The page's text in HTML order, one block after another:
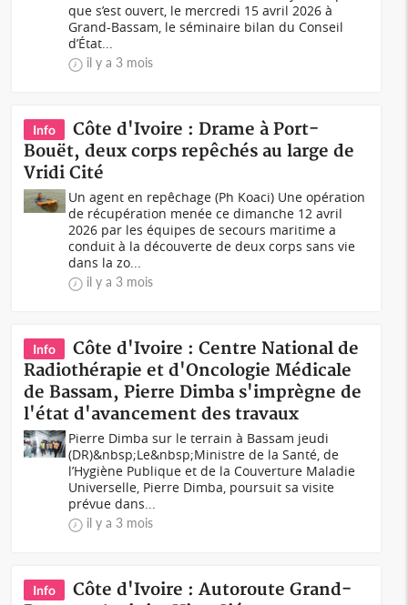
que s’est ouvert, le mercredi 15 avril 2026 à
Grand-Bassam, le séminaire bilan du Conseil
d’État...
il y a 3 mois
Info
Côte d'Ivoire : Drame à Port-
Bouët, deux corps repêchés au large de
Vridi Cité
Un agent en repêchage (Ph Koaci) Une opération
de récupération menée ce dimanche 12 avril
2026 par les équipes de secours maritime a
conduit à la découverte de deux corps sans vie
dans la zo...
il y a 3 mois
Info
Côte d'Ivoire : Centre National de
Radiothérapie et d'Oncologie Médicale
de Bassam, Pierre Dimba s'imprègne de
l'état d'avancement des travaux
Pierre Dimba sur le terrain à Bassam jeudi
(DR)&nbsp;Le&nbsp;Ministre de la Santé, de
l’Hygiène Publique et de la Couverture Maladie
Universelle, Pierre Dimba, poursuit sa visite
prévue dans...
il y a 3 mois
Info
Côte d'Ivoire : Autoroute Grand-